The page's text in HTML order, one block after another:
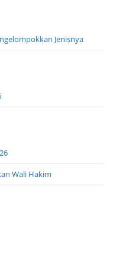
Jenisnya
Wali Hakim